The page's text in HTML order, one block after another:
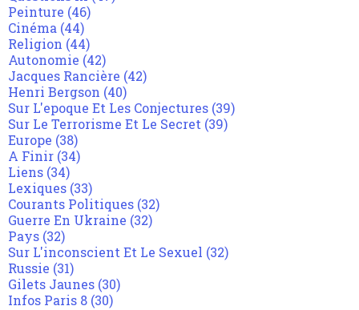
Peinture (46)
Cinéma (44)
Religion (44)
Autonomie (42)
Jacques Rancière (42)
Henri Bergson (40)
Sur L'epoque Et Les Conjectures (39)
Sur Le Terrorisme Et Le Secret (39)
Europe (38)
A Finir (34)
Liens (34)
Lexiques (33)
Courants Politiques (32)
Guerre En Ukraine (32)
Pays (32)
Sur L'inconscient Et Le Sexuel (32)
Russie (31)
Gilets Jaunes (30)
Infos Paris 8 (30)